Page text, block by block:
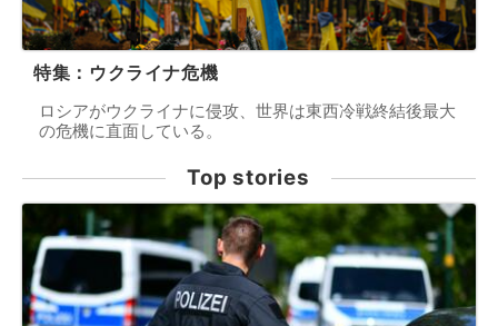
特集：ウクライナ危機
ロシアがウクライナに侵攻、世界は東西冷戦終結後最大
の危機に直面している。
Top stories